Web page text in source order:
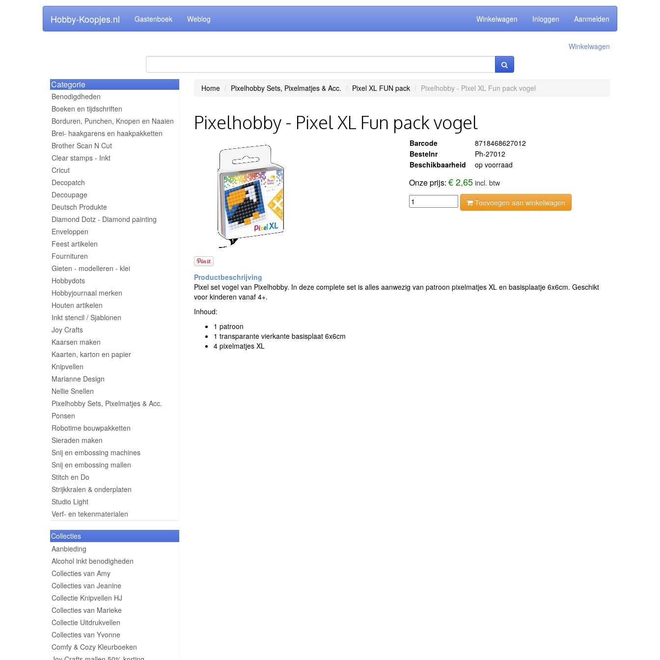
Hobby-Koopjes.nl Gastenboek Weblog Winkelwagen Inloggen Aanmelden
Winkelwagen
Categorie
Benodigdheden
Boeken en tijdschriften
Borduren, Punchen, Knopen en Naaien
Brei- haakgarens en haakpakketten
Brother Scan N Cut
Clear stamps - Inkt
Cricut
Decopatch
Decoupage
Deutsch Produkte
Diamond Dotz - Diamond painting
Enveloppen
Feest artikelen
Fournituren
Gieten - modelleren - klei
Hobbydots
Hobbyjournaal merken
Houten artikelen
Inkt stencil / Sjablonen
Joy Crafts
Kaarsen maken
Kaarten, karton en papier
Knipvellen
Marianne Design
Nellie Snellen
Pixelhobby Sets, Pixelmatjes & Acc.
Ponsen
Robotime bouwpakketten
Sieraden maken
Snij en embossing machines
Snij en embossing mallen
Stitch en Do
Strijkkralen & onderplaten
Studio Light
Verf- en tekenmaterialen
Collecties
Aanbieding
Alcohol inkt benodigheden
Collecties van Amy
Collecties van Jeanine
Collectie Knipvellen HJ
Collecties van Marieke
Collectie Uitdrukvellen
Collecties van Yvonne
Comfy & Cozy Kleurboeken
Home Pixelhobby Sets, Pixelmatjes & Acc. Pixel XL FUN pack Pixelhobby - Pixel XL Fun pack vogel
Pixelhobby - Pixel XL Fun pack vogel
Barcode
8718468627012
Bestelnr
Ph-27012
Beschikbaarheid
op voorraad
Onze prijs:€ 2,65 incl. btw
Toevoegen aan winkelwagen
Pixel set vogel van Pixelhobby. In deze complete set is alles aanwezig van patroon pixelmatjes XL en basisplaatje 6x6cm. Geschikt
voor kinderen vanaf 4+.
Inhoud:
1 patroon
1 transparante vierkante basisplaat 6x6cm
4 pixelmatjes XL